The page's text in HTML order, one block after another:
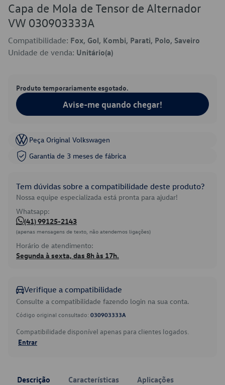
Capa de Mola de Tensor de Alternador
VW 030903333A
Compatibilidade: Fox, Gol, Kombi, Parati, Polo, Saveiro
Unidade de venda: Unitário(a)
Produto temporariamente esgotado.
Avise-me quando chegar!
Peça Original Volkswagen
Garantia de 3 meses de fábrica
Tem dúvidas sobre a compatibilidade deste produto?
Nossa equipe especializada está pronta para ajudar!
Whatsapp:
(41) 99125-2143
(apenas mensagens de texto, não atendemos ligações)
Horário de atendimento:
Segunda à sexta, das 8h às 17h.
Verifique a compatibilidade
Consulte a compatibilidade fazendo login na sua conta.
Código original consultado: 030903333A
Compatibilidade disponível apenas para clientes logados.
Entrar
Descrição Características Aplicações